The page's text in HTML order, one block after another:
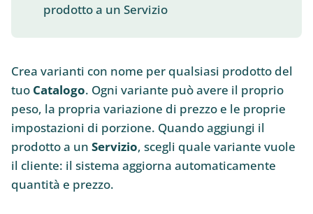
prodotto a un Servizio
Crea varianti con nome per qualsiasi prodotto del
tuo Catalogo. Ogni variante può avere il proprio
peso, la propria variazione di prezzo e le proprie
impostazioni di porzione. Quando aggiungi il
prodotto a un Servizio, scegli quale variante vuole
il cliente: il sistema aggiorna automaticamente
quantità e prezzo.